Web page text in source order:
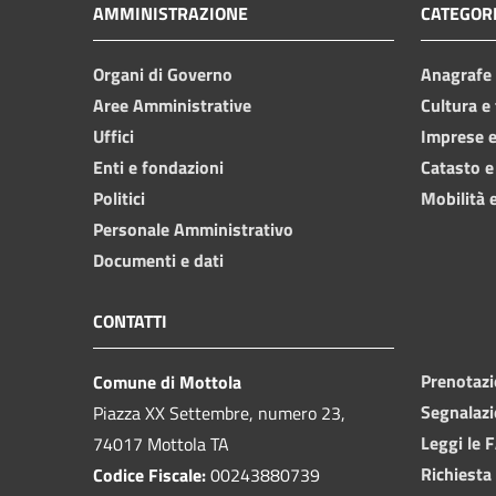
AMMINISTRAZIONE
Organi di Governo
Aree Amministrative
Uffici
Enti e fondazioni
Politici
Personale Amministrativo
Documenti e dati
Cultura
Imprese
Catasto
Mobilità
CONTATTI
Comune di Mottola
Piazza XX Settembre, numero 23,
74017 Mottola TA
Codice Fiscale:00243880739
Leggi le